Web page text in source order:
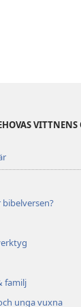
familj
unga vuxna